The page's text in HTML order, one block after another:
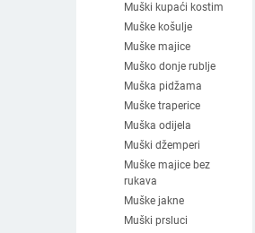
Muški kupaći kostim
Muške košulje
Muške majice
Muško donje rublje
Muška pidžama
Muške traperice
Muška odijela
Muški džemperi
Muške majice bez
rukava
Muške jakne
Muški prsluci